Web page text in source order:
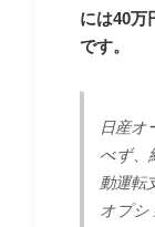
には40万
です。
日産オ
べず、
動運転
オプシ